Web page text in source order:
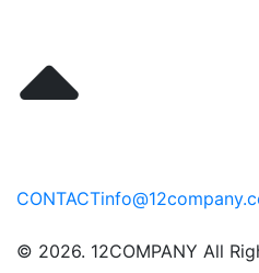
CONTACT
© 2026. 12COMPANY All